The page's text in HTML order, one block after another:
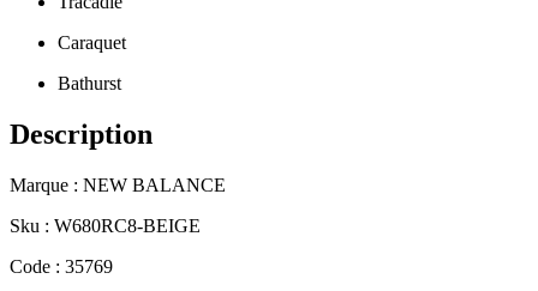
Caraquet
Bathurst
Description
Marque : NEW BALANCE
Sku : W680RC8-BEIGE
Code : 35769